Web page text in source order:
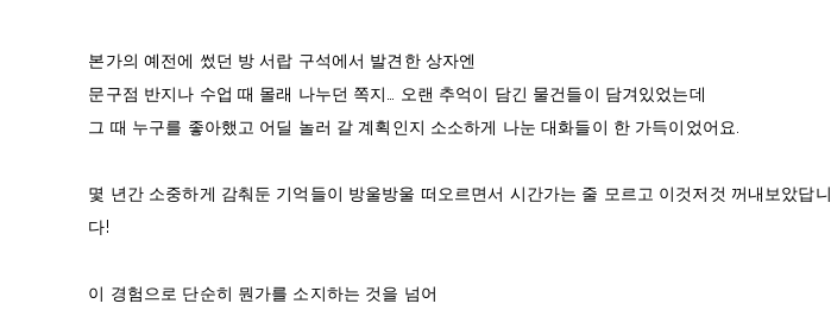
본가의 예전에 썼던 방 서랍 구석에서 발견한 상자엔
문구점 반지나 수업 때 몰래 나누던 쪽지… 오랜 추억이 담긴 물건들이 담겨있었는데
그 때 누구를 좋아했고 어딜 놀러 갈 계획인지 소소하게 나눈 대화들이 한 가득이었어요.
몇 년간 소중하게 감춰둔 기억들이 방울방울 떠오르면서 시간가는 줄 모르고 이것저것 꺼내보았답니
다!
이 경험으로 단순히 뭔가를 소지하는 것을 넘어